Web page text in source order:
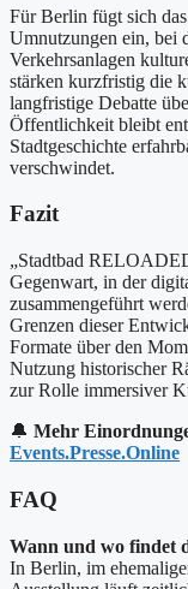
Für Berlin fügt sich
Umnutzungen ein, bei
Verkehrsanlagen
stärken kurzfristig die
langfristige Debatte
Öffentlichkeit bleibt
Stadtgeschichte
verschwindet.
Fazit
„Stadtbad
Gegenwart, in der
zusammengeführt
Grenzen dieser
Formate über den
Nutzung historischer
zur Rolle immersiver
🔔 Mehr
Events.Presse.Online
FAQ
Wann und wo findet
In Berlin, im